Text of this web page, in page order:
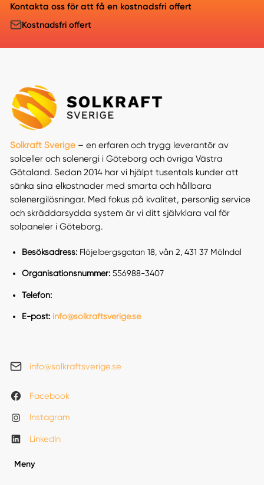
Kontakta oss för att få en kostnadsfri offert
Kostnadsfri offert
Solkraft Sverige– en erfaren och trygg leverantör av
solceller och solenergi i Göteborg och övriga Västra
Götaland. Sedan 2014 har vi hjälpt tusentals kunder att
sänka sina elkostnader med smarta och hållbara
solenergilösningar. Med fokus på kvalitet, personlig service
och skräddarsydda system är vi ditt självklara val för
solpaneler i Göteborg.
Besöksadress: Flöjelbergsgatan 18, vån 2, 431 37 Mölndal
Organisationsnummer: 556988-3407
Telefon:
E-post: info@solkraftsverige.se
info@solkraftsverige.se
Facebook
Instagram
LinkedIn
Meny